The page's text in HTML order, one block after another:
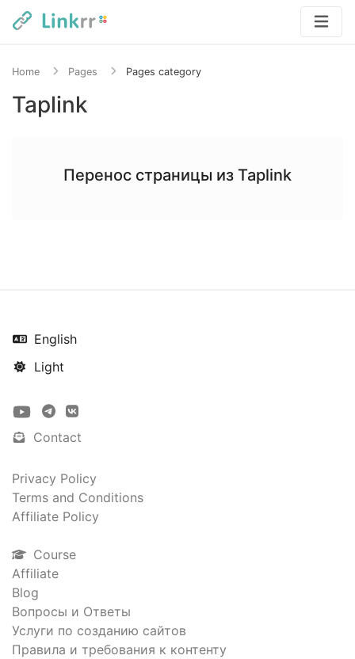
Home Pages Pages category
Taplink
Перенос страницы из Taplink
English
Light
Contact
Privacy Policy
Terms and Conditions
Affiliate Policy
Course
Affiliate
Blog
Вопросы и Ответы
Услуги по созданию сайтов
Правила и требования к контенту